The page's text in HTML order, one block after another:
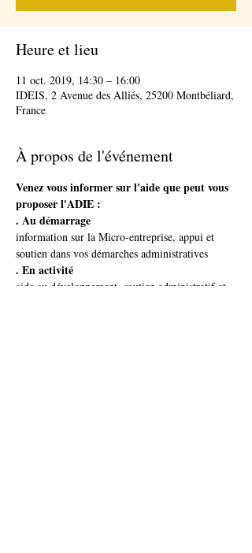
Heure et lieu
11 oct. 2019, 14:30 – 16:00
IDEIS, 2 Avenue des Alliés, 25200 Montbéliard,
France
À propos de l'événement
Venez vous informer sur l'aide que peut vous
proposer l'ADIE :
. Au démarrage
information sur la Micro-entreprise, appui et
soutien dans vos démarches administratives
. En activité
aide au développement, soutien administratif et